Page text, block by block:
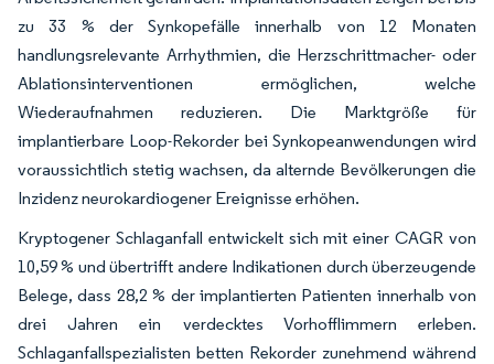
zu 33 % der Synkopefälle innerhalb von 12 Monaten
handlungsrelevante Arrhythmien, die Herzschrittmacher- oder
Ablationsinterventionen ermöglichen, welche
Wiederaufnahmen reduzieren. Die Marktgröße für
implantierbare Loop-Rekorder bei Synkopeanwendungen wird
voraussichtlich stetig wachsen, da alternde Bevölkerungen die
Inzidenz neurokardiogener Ereignisse erhöhen.
Kryptogener Schlaganfall entwickelt sich mit einer CAGR von
10,59 % und übertrifft andere Indikationen durch überzeugende
Belege, dass 28,2 % der implantierten Patienten innerhalb von
drei Jahren ein verdecktes Vorhofflimmern erleben.
Schlaganfallspezialisten betten Rekorder zunehmend während